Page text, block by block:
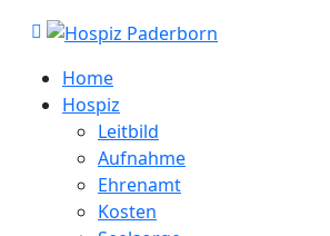
Home
Hospiz
Leitbild
Aufnahme
Ehrenamt
Kosten